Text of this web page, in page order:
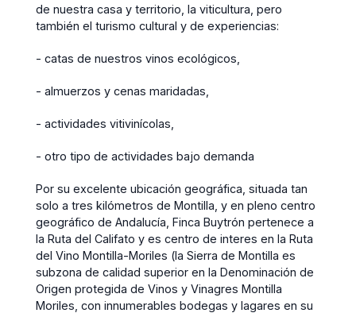
de nuestra casa y territorio, la viticultura, pero
también el turismo cultural y de experiencias:
- catas de nuestros vinos ecológicos,
- almuerzos y cenas maridadas,
- actividades vitivinícolas,
- otro tipo de actividades bajo demanda
Por su excelente ubicación geográfica, situada tan
solo a tres kilómetros de Montilla, y en pleno centro
geográfico de Andalucía, Finca Buytrón pertenece a
la Ruta del Califato y es centro de interes en la Ruta
del Vino Montilla-Moriles (la Sierra de Montilla es
subzona de calidad superior en la Denominación de
Origen protegida de Vinos y Vinagres Montilla
Moriles, con innumerables bodegas y lagares en su